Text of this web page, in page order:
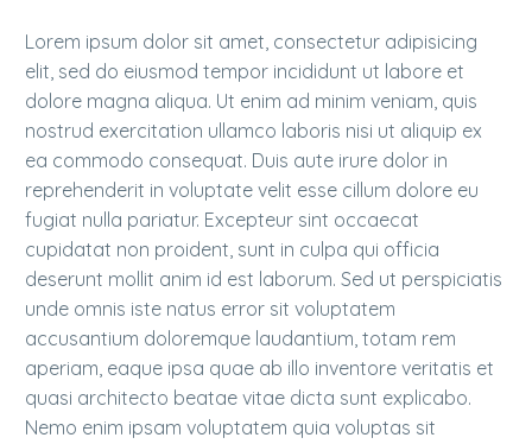
Lorem ipsum dolor sit amet, consectetur adipisicing
elit, sed do eiusmod tempor incididunt ut labore et
dolore magna aliqua. Ut enim ad minim veniam, quis
nostrud exercitation ullamco laboris nisi ut aliquip ex
ea commodo consequat. Duis aute irure dolor in
reprehenderit in voluptate velit esse cillum dolore eu
fugiat nulla pariatur. Excepteur sint occaecat
cupidatat non proident, sunt in culpa qui officia
deserunt mollit anim id est laborum. Sed ut perspiciatis
unde omnis iste natus error sit voluptatem
accusantium doloremque laudantium, totam rem
aperiam, eaque ipsa quae ab illo inventore veritatis et
quasi architecto beatae vitae dicta sunt explicabo.
Nemo enim ipsam voluptatem quia voluptas sit